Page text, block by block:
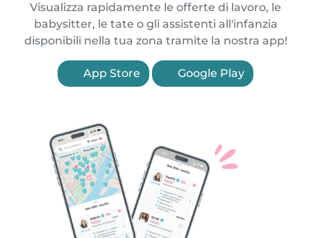
Visualizza rapidamente le offerte di lavoro, le
babysitter, le tate o gli assistenti all'infanzia
disponibili nella tua zona tramite la nostra app!
App Store Google Play